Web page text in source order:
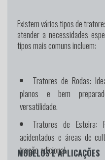
Existem vários tipos de
atender a necessidades
tipos mais comuns incluem:
Tratores de Rodas:
planos e bem
versatilidade.
Tratores de Esteira:
acidentados e áreas de
tração adicional.
MODELOS E APLICAÇÕES